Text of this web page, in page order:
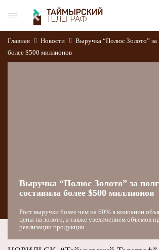
Главная Новости
Выручка “Полюс Золото” за
более $500 миллионов
Выручка “Полюс Золото” за
составила более $500 миллионов
Рост выручки более чем на 60% в компании
цены на золото, а также увеличением объемов
реализации продукции.